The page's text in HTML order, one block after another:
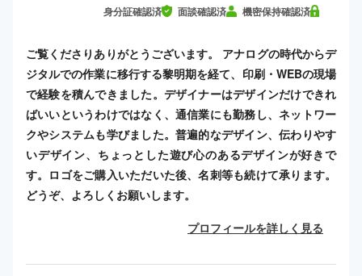
身分証確認済 面談確認済 機密保持確認済
ご覧くださりありがとうございます。 アナログの時代からデ
ジタルでの作業に移行する黎明期を経て、印刷・WEBの現場
で経験を積んできました。デザイナーはデザインだけできれ
ばいいというわけではなく、通信業にも勤務し、ネットワー
クやシステムも学びました。普遍的なデザイン、伝わりやす
いデザイン、ちょっとした遊び心のあるデザインが好きで
す。ロゴをご購入いただいた後、名刺等も続けて承ります。
どうぞ、よろしくお願いします。
プロフィールを詳しく見る